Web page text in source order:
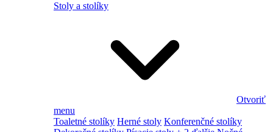
Stoly a stolíky
Otvoriť
menu
Toaletné stolíky Herné stoly Konferenčné stolíky